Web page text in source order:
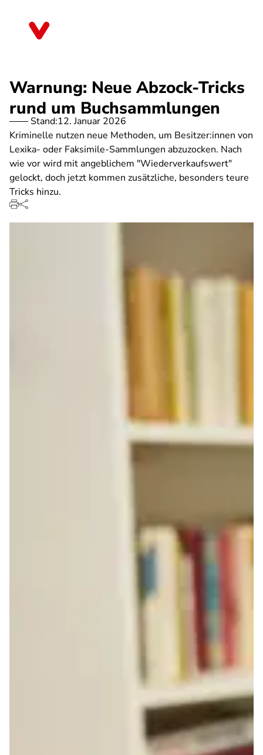
Warnung: Neue Abzock-Tricks
rund um Buchsammlungen
Stand:12. Januar 2026
Kriminelle nutzen neue Methoden, um Besitzer:innen von
Lexika- oder Faksimile-Sammlungen abzuzocken. Nach
wie vor wird mit angeblichem "Wiederverkaufswert"
gelockt, doch jetzt kommen zusätzliche, besonders teure
Tricks hinzu.